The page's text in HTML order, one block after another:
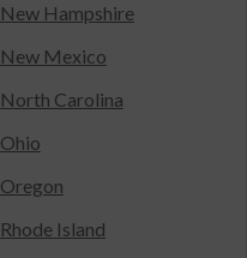
New Hampshire
New Mexico
North Carolina
Ohio
Oregon
Rhode Island